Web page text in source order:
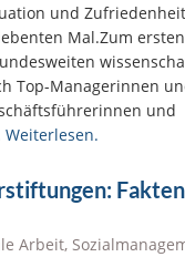
und
Mal.Zum
Top-Managerinnen
und
Weiterlesen.
Fakten
Arbeit,